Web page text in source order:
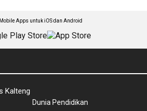
Apps untuk iOS dan Android
Kalteng
Dunia Pendidikan